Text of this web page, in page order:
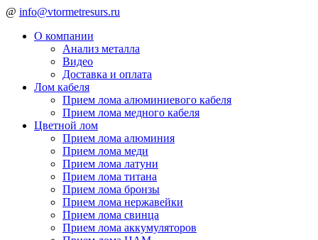
@ info@vtormetresurs.ru
О компании
Анализ металла
Видео
Доставка и оплата
Лом кабеля
Прием лома алюминиевого кабеля
Прием лома медного кабеля
Цветной лом
Прием лома алюминия
Прием лома меди
Прием лома латуни
Прием лома титана
Прием лома бронзы
Прием лома нержавейки
Прием лома свинца
Прием лома аккумуляторов